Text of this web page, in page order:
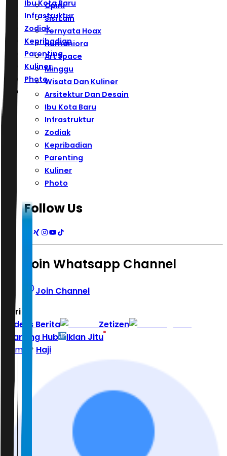
Ibu Kota Baru
Infrastruktur
Zodiak
Kepribadian
Parenting
Kuliner
Photo
Opini
Sisi Lain
Ternyata Hoax
Humaniora
Art Space
Minggu
Wisata Dan Kuliner
Arsitektur Dan Desain
Ibu Kota Baru
Infrastruktur
Zodiak
Kepribadian
Parenting
Kuliner
Photo
Follow Us
Join Whatsapp Channel
Join Channel
Hari ini
Indeks Berita
Zetizen
Learning Hub
Iklan Jitu
Home
Haji